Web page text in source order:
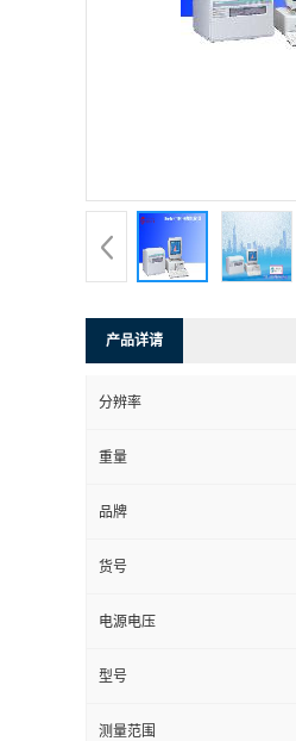
产品详请
分辨率
重量
品牌
货号
电源电压
型号
测量范围